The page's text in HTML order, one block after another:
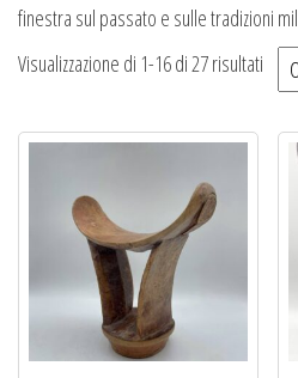
finestra sul passato e sulle tradizioni
Visualizzazione di 1-16 di 27 risultati